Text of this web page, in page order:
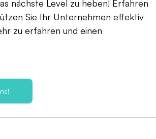
nächste Level zu heben! Erfahren
Sie Ihr Unternehmen effektiv
zu erfahren und einen